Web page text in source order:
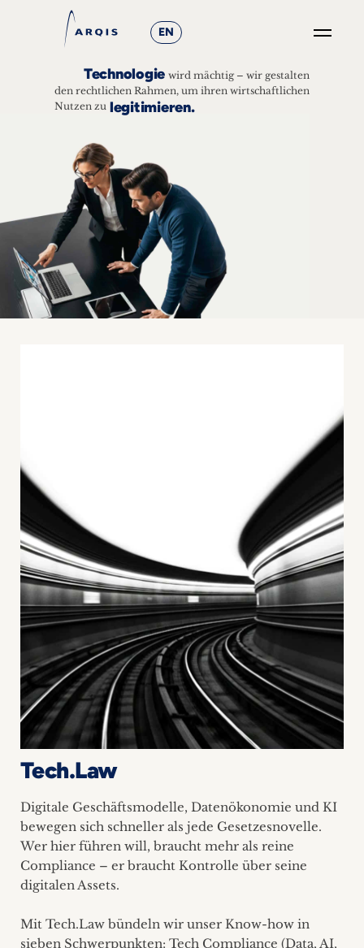
EN
Fokusgruppen
News
Events
+
&
Podcasts
+
Team
Philosophie
Presseanfragen
Kontakt
Technologie wird mächtig – wir gestalten
den rechtlichen Rahmen, um ihren wirtschaftlichen
Nutzen zu legitimieren.
Tech.Law
Digitale Geschäftsmodelle, Datenökonomie und KI
bewegen sich schneller als jede Gesetzesnovelle.
Wer hier führen will, braucht mehr als reine
Compliance – er braucht Kontrolle über seine
digitalen Assets.
Mit Tech.Law bündeln wir unser Know-how in
sieben Schwerpunkten: Tech Compliance (Data, AI,